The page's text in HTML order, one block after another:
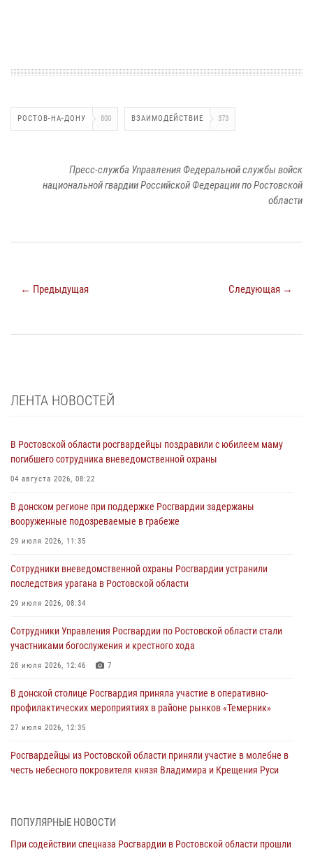
РОСТОВ-НА-ДОНУ 800 ВЗАИМОДЕЙСТВИЕ 373
Пресс-служба Управления Федеральной службы войск
национальной гвардии Российской Федерации по Ростовской
области
← Предыдущая Следующая →
ЛЕНТА НОВОСТЕЙ
В Ростовской области росгвардейцы поздравили с юбилеем маму
погибшего сотрудника вневедомственной охраны
04 августа 2026, 08:22
В донском регионе при поддержке Росгвардии задержаны
вооруженные подозреваемые в грабеже
29 июля 2026, 11:35
Сотрудники вневедомственной охраны Росгвардии устранили
последствия урагана в Ростовской области
29 июля 2026, 08:34
Сотрудники Управления Росгвардии по Ростовской области стали
участниками богослужения и крестного хода
28 июля 2026, 12:46 7
В донской столице Росгвардия приняла участие в оперативно-
профилактических мероприятиях в районе рынков «Темерник»
27 июля 2026, 12:35
Росгвардейцы из Ростовской области приняли участие в молебне в
честь небесного покровителя князя Владимира и Крещения Руси
При содействии спецназа Росгвардии в Ростовской области прошли
ПОПУЛЯРНЫЕ НОВОСТИ
При содействии спецназа Росгвардии в Ростовской области прошли